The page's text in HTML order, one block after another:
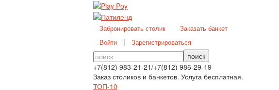
Забронировать столик
Заказать банкет
Войти
| Зарегистрироваться
поиск
+7(812) 983-21-21/+7(812) 986-29-19
Заказ столиков и банкетов. Услуга бесплатная.
ТОП-10